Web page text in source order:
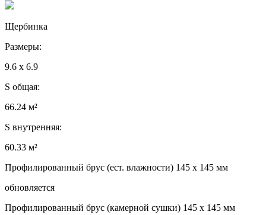
Щербинка
Размеры:
9.6 x 6.9
S общая:
66.24 м²
S внутренняя:
60.33 м²
Профилированный брус (ест. влажности) 145 x 145 мм
обновляется
Профилированный брус (камерной сушки) 145 x 145 мм